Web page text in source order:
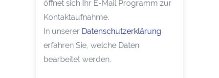
öffnet sich Ihr E-Mail Programm zur
Kontaktaufnahme.
In unserer Datenschutzerklärung
erfahren Sie, welche Daten
bearbeitet werden.